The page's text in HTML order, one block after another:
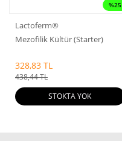
%25
Lactoferm®
Mezofilik Kültür (Starter)
328,83 TL
438,44 TL
STOKTA YOK